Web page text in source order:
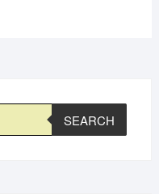
SEARCH